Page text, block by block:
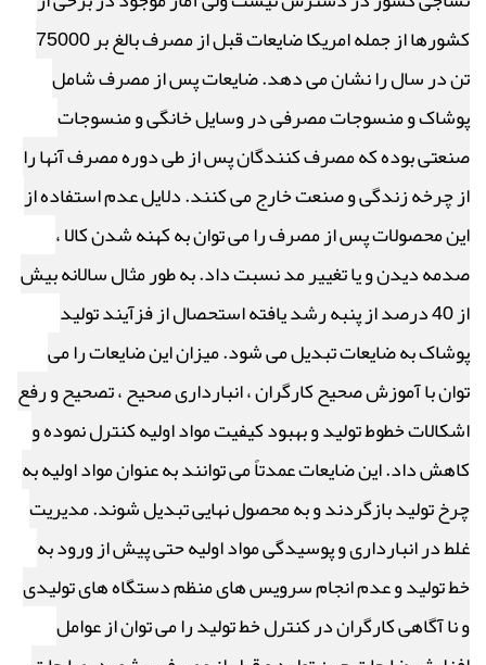
کشورها از جمله امریکا ضایعات قبل از مصرف بالغ بر 75000
تن در سال را نشان می دهد. ضایعات پس از مصرف شامل
پوشاک و منسوجات مصرفی در وسایل خانگی و منسوجات
صنعتی بوده که مصرف کنندگان پس از طی دوره مصرف آنها را
از چرخه زندگی و صنعت خارج می کنند. دلایل عدم استفاده از
این محصولات پس از مصرف را می توان به کهنه شدن کالا ،
صدمه دیدن و یا تغییر مد نسبت داد. به طور مثال سالانه بیش
از 40 درصد از پنبه رشد یافته استحصال از فزآیند تولید
پوشاک به ضایعات تبدیل می شود. میزان این ضایعات را می
توان با آموزش صحیح کارگران ، انبارداری صحیح ، تصحیح و رفع
اشکالات خطوط تولید و بهبود کیفیت مواد اولیه کنترل نموده و
کاهش داد. این ضایعات عمدتاً می توانند به عنوان مواد اولیه به
چرخ تولید بازگردند و به محصول نهایی تبدیل شوند. مدیریت
غلط در انبارداری و پوسیدگی مواد اولیه حتی پیش از ورود به
خط تولید و عدم انجام سرویس های منظم دستگاه های تولیدی
و نا آگاهی کارگران در کنترل خط تولید را می توان از عوامل